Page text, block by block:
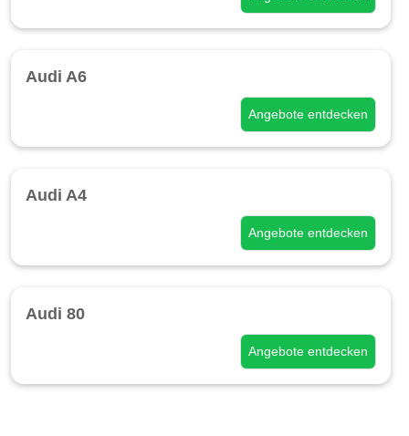
Audi A6
Angebote entdecken
Audi A4
Angebote entdecken
Audi 80
Angebote entdecken